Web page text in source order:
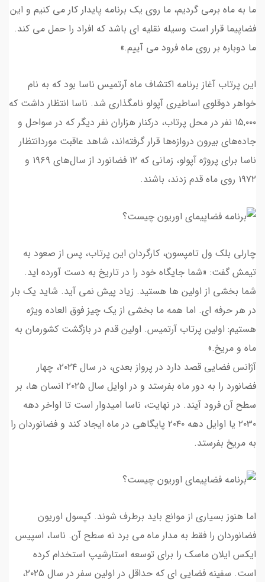
ما به ماه برمی گردیم، ما روی یک برنامه پایدار کار می کنیم و این
فضاپیما قرار است وسیله نقلیه ای باشد که افراد را حمل می کند.
ما دوباره بر روی ماه فرود می آییم.»
این پرتاب آغاز برنامه اکتشاف ماه آرتمیس ناسا بود که به نام
خواهر دوقلوی اساطیری آپولو نامگذاری شد. ناسا انتظار داشت که
۱۵,۰۰۰ نفر در محل پرتاب، درکنار هزاران نفر دیگر که در سواحل و
جاده‌های بیرون دروازه‌ها قرار گرفته‌اند، شاهد عاقبت موردانتظار
ناسا برای پروژه آپولو، زمانی که ۱۲ فضانورد از سال‌های ۱۹۶۹ و
۱۹۷۲ روی ماه قدم زدند، باشند.
چارلی بلک ول تامپسون، کارگردان این پرتاب، پس از صعود به
تیمش گفت: «شما جایگاه خود را در تاریخ به دست آورده اید.
شما بخشی از اولین ها هستید. زیاد پیش نمی آید. شاید یک بار
در هر حرفه ای. اما همه ما بخشی از یک چیز فوق العاده ویژه
هستیم: اولین پرتاب آرتمیس. اولین قدم در بازگشت کشورمان به
ماه و مریخ.»
آژانس فضایی قصد دارد در پرواز بعدی، در سال ۲۰۲۴، چهار
فضانورد را به دور ماه بفرستد و در اوایل سال ۲۰۲۵ انسان ها، بر
سطح آن فرود آیند. در نهایت، ناسا امیدوار است تا اواخر دهه
۲۰۳۰ یا اوایل دهه ۲۰۴۰ پایگاهی در ماه ایجاد کند و فضانوردان را
به مریخ بفرستد.
اما هنوز بسیاری از موانع باید برطرف شوند. کپسول اوریون
فضانوردان را فقط به مدار ماه می برد نه سطح آن. ناسا، اسپیس
ایکس ایلان ماسک را برای توسعه استارشیپ استخدام کرده
است. سفینه فضایی ای که حداقل در اولین سفر در سال ۲۰۲۵،